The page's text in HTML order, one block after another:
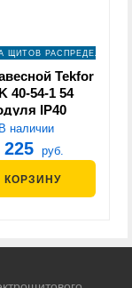
ЩИТОВ РАСПРЕДЕЛЕНИЯ
Tekfor
40-54-1 54
IP40
В наличии
225 руб.
КОРЗИНУ